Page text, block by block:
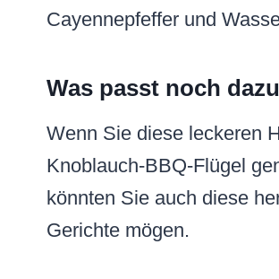
Cayennepfeffer und
Was passt noch
Wenn Sie diese leckeren
Knoblauch-BBQ-Flügel
könnten Sie auch diese
Gerichte mögen.